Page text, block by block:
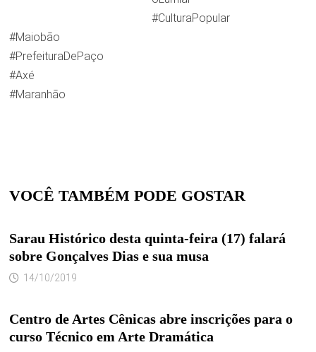
#CulturaPopular
#Maiobão
#PrefeituraDePaço
#Axé
#Maranhão
VOCÊ TAMBÉM PODE GOSTAR
Sarau Histórico desta quinta-feira (17) falará
sobre Gonçalves Dias e sua musa
14/10/2019
Centro de Artes Cênicas abre inscrições para o
curso Técnico em Arte Dramática